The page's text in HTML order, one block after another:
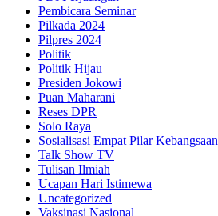
Pembicara Seminar
Pilkada 2024
Pilpres 2024
Politik
Politik Hijau
Presiden Jokowi
Puan Maharani
Reses DPR
Solo Raya
Sosialisasi Empat Pilar Kebangsaan
Talk Show TV
Tulisan Ilmiah
Ucapan Hari Istimewa
Uncategorized
Vaksinasi Nasional